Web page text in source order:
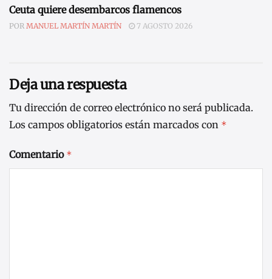
Ceuta quiere desembarcos flamencos
POR MANUEL MARTÍN MARTÍN 7 AGOSTO 2026
Deja una respuesta
Tu dirección de correo electrónico no será publicada.
Los campos obligatorios están marcados con *
Comentario *